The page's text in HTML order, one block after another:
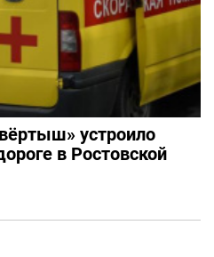
устроило
в Ростовской